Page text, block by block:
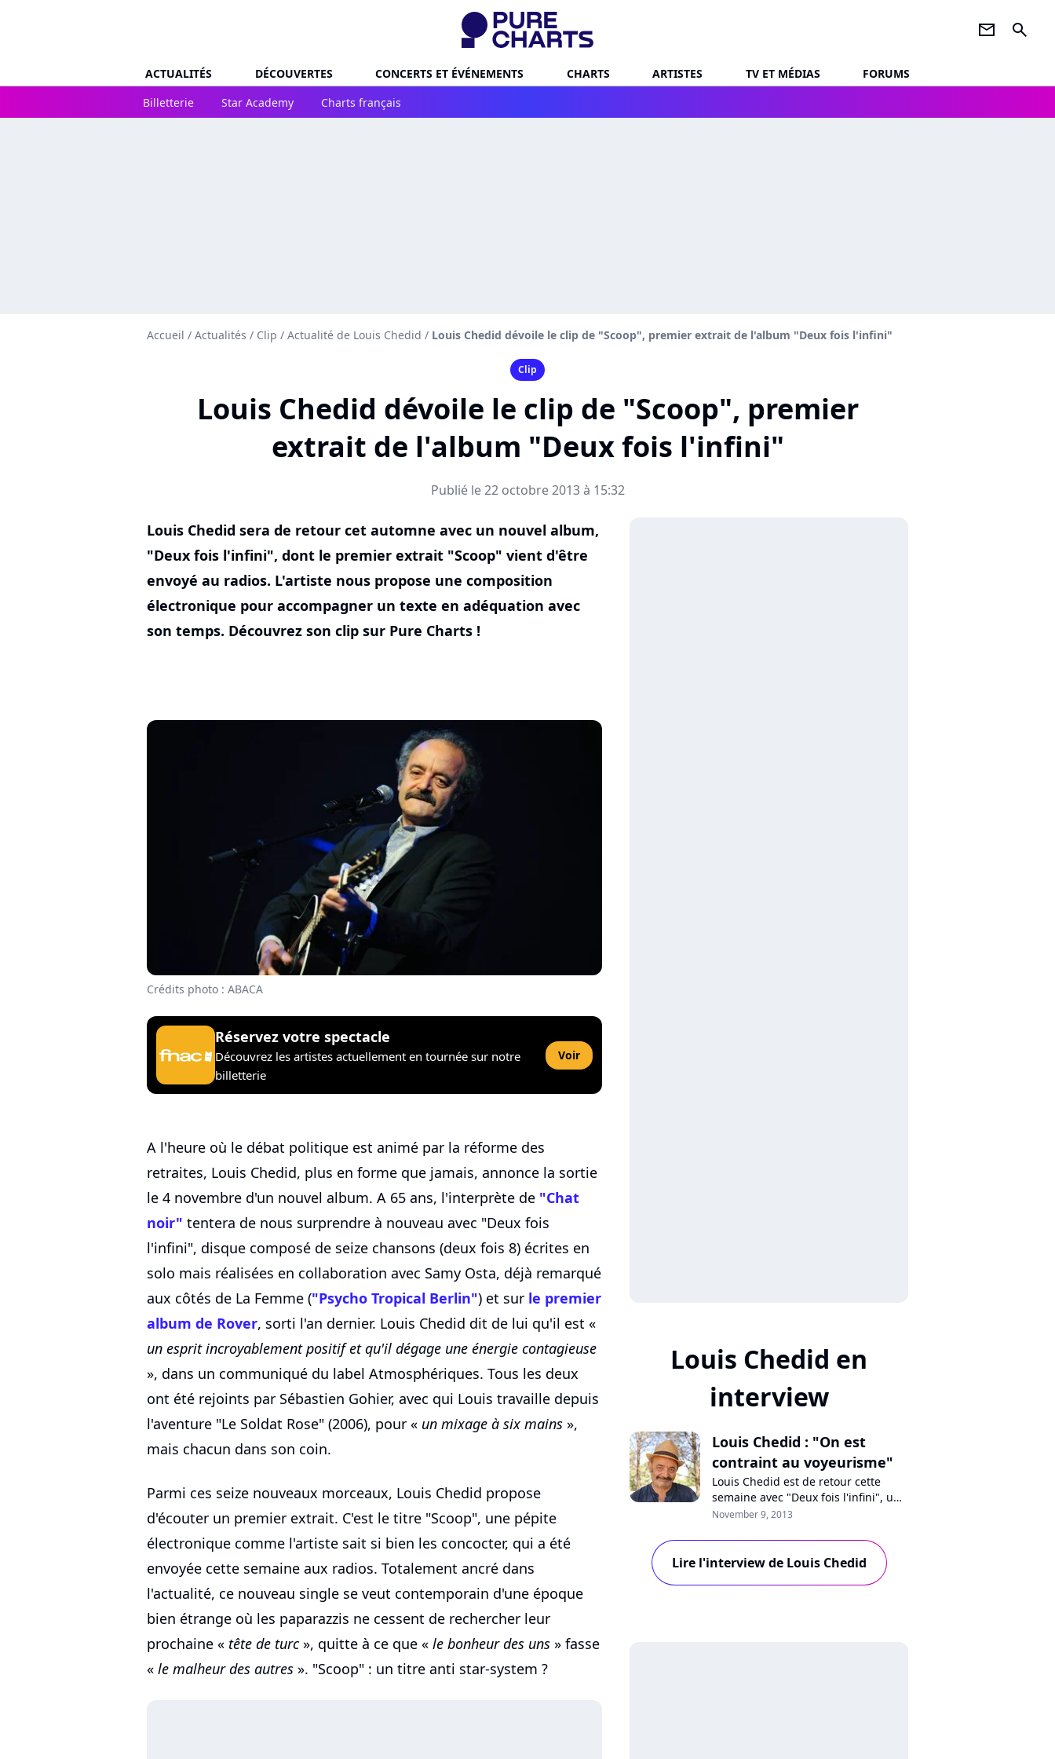
newsletter search
ACTUALITÉS DÉCOUVERTES CONCERTS ET ÉVÉNEMENTS CHARTS ARTISTES TV ET MÉDIAS
FORUMS
Billetterie
Star Academy Charts français
Accueil / Actualités / Clip / Actualité de Louis Chedid / Louis Chedid dévoile le clip de "Scoop", premier extrait de l'album "Deux fois l'infini"
Clip
Louis Chedid dévoile le clip de "Scoop", premier
extrait de l'album "Deux fois l'infini"
Publié le 22 octobre 2013 à 15:32
Louis Chedid sera de retour cet automne avec un nouvel album,
"Deux fois l'infini", dont le premier extrait "Scoop" vient d'être
envoyé au radios. L'artiste nous propose une composition
électronique pour accompagner un texte en adéquation avec
son temps. Découvrez son clip sur Pure Charts !
Crédits photo : ABACA
Réservez votre spectacle
Découvrez les artistes actuellement en tournée sur notre
billetterie
Voir
A l'heure où le débat politique est animé par la réforme des
retraites, Louis Chedid, plus en forme que jamais, annonce la sortie
le 4 novembre d'un nouvel album. A 65 ans, l'interprète de "Chat
noir" tentera de nous surprendre à nouveau avec "Deux fois
l'infini", disque composé de seize chansons (deux fois 8) écrites en
solo mais réalisées en collaboration avec Samy Osta, déjà remarqué
aux côtés de La Femme ("Psycho Tropical Berlin") et sur le premier
album de Rover, sorti l'an dernier. Louis Chedid dit de lui qu'il est «
un esprit incroyablement positif et qu'il dégage une énergie contagieuse
», dans un communiqué du label Atmosphériques. Tous les deux
ont été rejoints par Sébastien Gohier, avec qui Louis travaille depuis
l'aventure "Le Soldat Rose" (2006), pour « un mixage à six mains »,
mais chacun dans son coin.
Parmi ces seize nouveaux morceaux, Louis Chedid propose
d'écouter un premier extrait. C'est le titre "Scoop", une pépite
électronique comme l'artiste sait si bien les concocter, qui a été
envoyée cette semaine aux radios. Totalement ancré dans
l'actualité, ce nouveau single se veut contemporain d'une époque
bien étrange où les paparazzis ne cessent de rechercher leur
prochaine « tête de turc», quitte à ce que « le bonheur des uns » fasse
« le malheur des autres ». "Scoop" : un titre anti star-system ?
Louis Chedid en
interview
Louis Chedid : "On est
contraint au voyeurisme"
Louis Chedid est de retour cette
semaine avec "Deux fois l'infini", un
seizième album plus pêchu que le
retrouve ses influences habituelles.
Évoquant tour à tour sa passion pour
l'Inde et la musique électronique,
November 9, 2013
Lire l'interview de Louis Chedid